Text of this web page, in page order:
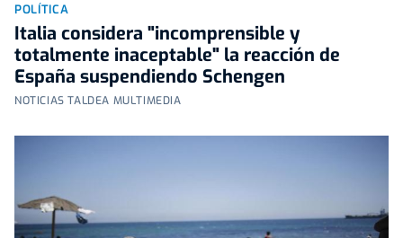
POLÍTICA
Italia considera "incomprensible y
totalmente inaceptable" la reacción de
España suspendiendo Schengen
NOTICIAS TALDEA MULTIMEDIA